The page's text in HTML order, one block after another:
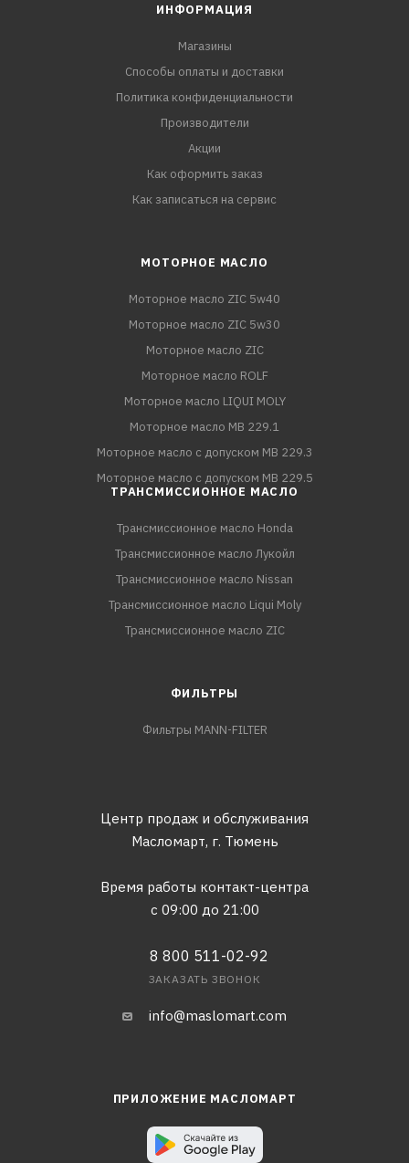
ИНФОРМАЦИЯ
Магазины
Способы оплаты и доставки
Политика конфиденциальности
Производители
Акции
Как оформить заказ
Как записаться на сервис
МОТОРНОЕ МАСЛО
Моторное масло ZIC 5w40
Моторное масло ZIC 5w30
Моторное масло ZIC
Моторное масло ROLF
Моторное масло LIQUI MOLY
Моторное масло MB 229.1
Моторное масло с допуском MB 229.3
Моторное масло с допуском MB 229.5
ТРАНСМИССИОННОЕ МАСЛО
Трансмиссионное масло Honda
Трансмиссионное масло Лукойл
Трансмиссионное масло Nissan
Трансмиссионное масло Liqui Moly
Трансмиссионное масло ZIC
ФИЛЬТРЫ
Фильтры MANN-FILTER
Центр продаж и обслуживания
Масломарт, г. Тюмень
Время работы контакт-центра
с 09:00 до 21:00
8 800 511-02-92
ЗАКАЗАТЬ ЗВОНОК
info@maslomart.com
ПРИЛОЖЕНИЕ МАСЛОМАРТ